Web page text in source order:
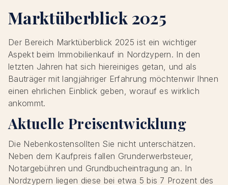
Marktüberblick 2025
Der Bereich Marktüberblick 2025 ist ein wichtiger
Aspekt beim Immobilienkauf in Nordzypern. In den
letzten Jahren hat sich hiereiniges getan, und als
Bauträger mit langjähriger Erfahrung möchtenwir Ihnen
einen ehrlichen Einblick geben, worauf es wirklich
ankommt.
Aktuelle Preisentwicklung
Die Nebenkostensollten Sie nicht unterschätzen.
Neben dem Kaufpreis fallen Grunderwerbsteuer,
Notargebühren und Grundbucheintragung an. In
Nordzypern liegen diese bei etwa 5 bis 7 Prozent des